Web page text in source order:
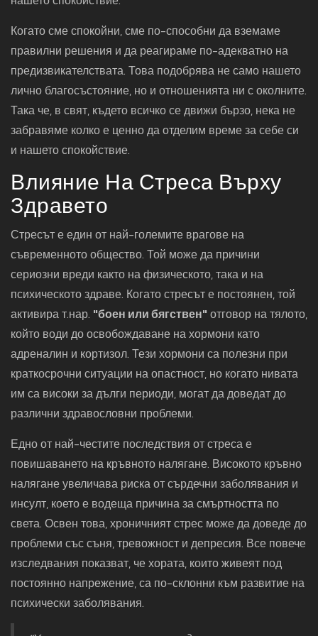
Когато сме спокойни, сме по-способни да вземаме
правилни решения и да реагираме по-адекватно на
предизвикателствата. Това подобрява не само нашето
лично благосъстояние, но и отношенията ни с околните.
Така че, в свят, където всичко се движи бързо, нека не
забравяме колко е ценно да отделим време за себе си
и нашето спокойствие.
Влияние На Стреса Върху
Здравето
Стресът е един от най-големите врагове на
съвременното общество. Той може да причини
сериозни вреди както на физическото, така и на
психическото здраве. Когато стресът е постоянен, той
активира т.нар. "боен или бягствен" отговор на тялото,
който води до освобождаване на хормони като
адреналин и кортизол. Тези хормони са полезни при
краткосрочни ситуации на опастност, но когато нивата
им са високи за дълги периоди, могат да доведат до
различни здравословни проблеми.
Едно от най-честите последствия от стреса е
повишаването на кръвното налягане. Високото кръвно
налягане увеличава риска от сърдечни заболявания и
инсулт, което е водеща причина за смъртността по
света. Освен това, хроничният стрес може да доведе до
проблеми със съня, тревожност и депресия. Все повече
изследвания показват, че хората, които живеят под
постоянно напрежение, са по-склонни към развитие на
психически заболявания.